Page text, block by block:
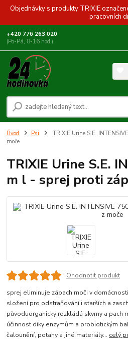
Objednávky s produkty TRIXIE
pracovních
+420 776 263 020
(Po-Pá, 8-16 hod.)
Úvod Psi
TRIXIE Urine S.E.
moče
TRIXIE Urine S.E.
m l - sprej proti
Ohodnotit produkt
sprej eliminuje zápach moči v
složení pro odstraňování i starších a
původuorganicky rozkládá skvrny a pach
účinnost díky enzymům a probiotickým
čalounění, potahy a jiné materiály... celý